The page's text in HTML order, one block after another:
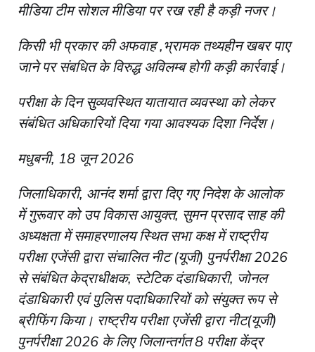
मीडिया टीम सोशल मीडिया पर रख रही है कड़ी नजर।
किसी भी प्रकार की अफवाह ,भ्रामक तथ्यहीन खबर पाए
जाने पर संबधित के विरुद्ध अविलम्ब होगी कड़ी कार्रवाई।
परीक्षा के दिन सुव्यवस्थित यातायात व्यवस्था को लेकर
संबंधित अधिकारियों दिया गया आवश्यक दिशा निर्देश।
मधुबनी, 18 जून 2026
जिलाधिकारी, आनंद शर्मा द्वारा दिए गए निदेश के आलोक
में गुरूवार को उप विकास आयुक्त, सुमन प्रसाद साह की
अध्यक्षता में समाहरणालय स्थित सभा कक्ष में राष्ट्रीय
परीक्षा एजेंसी द्वारा संचालित नीट (यूजी) पुनर्परीक्षा 2026
से संबंधित केद्राधीक्षक, स्टेटिक दंडाधिकारी, जोनल
दंडाधिकारी एवं पुलिस पदाधिकारियों को संयुक्त रूप से
ब्रीफिंग किया। राष्ट्रीय परीक्षा एजेंसी द्वारा नीट(यूजी)
पुनर्परीक्षा 2026 के लिए जिलान्तर्गत 8 परीक्षा केंद्र